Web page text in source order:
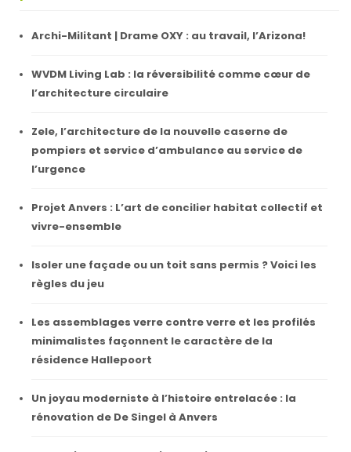
Archi-Militant | Drame OXY : au travail, l’Arizona!
WVDM Living Lab : la réversibilité comme cœur de
l’architecture circulaire
Zele, l’architecture de la nouvelle caserne de
pompiers et service d’ambulance au service de
l’urgence
Projet Anvers : L’art de concilier habitat collectif et
vivre-ensemble
Isoler une façade ou un toit sans permis ? Voici les
règles du jeu
Les assemblages verre contre verre et les profilés
minimalistes façonnent le caractère de la
résidence Hallepoort
Un joyau moderniste à l’histoire entrelacée : la
rénovation de De Singel à Anvers